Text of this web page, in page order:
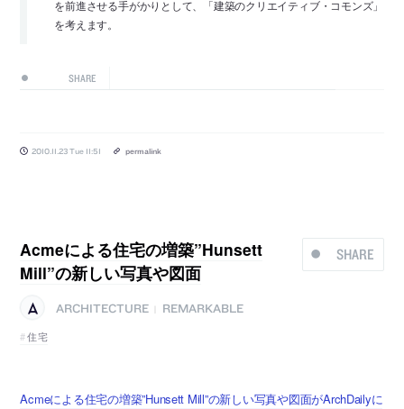
を前進させる手がかりとして、「建築のクリエイティブ・コモンズ」
を考えます。
SHARE
2010.11.23 Tue 11:51 permalink
SHARE
Acmeによる住宅の増築”Hunsett
Mill”の新しい写真や図面
ARCHITECTURE
REMARKABLE
住宅
Acmeによる住宅の増築”Hunsett Mill”の新しい写真や図面がArchDailyに